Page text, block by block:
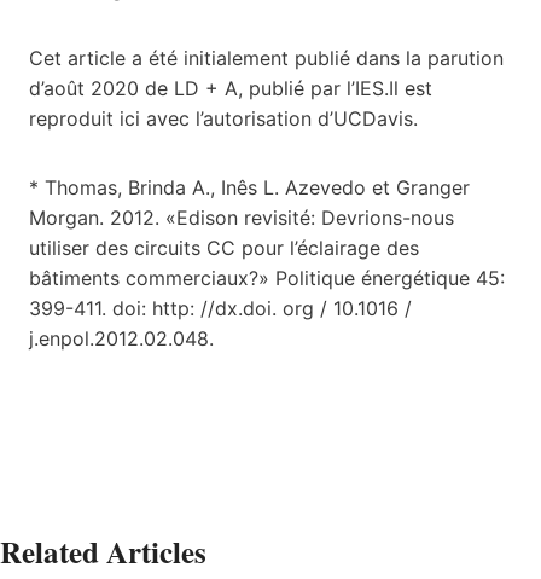
Cet article a été initialement publié dans la parution
d’août 2020 de LD + A, publié par l’IES.Il est
reproduit ici avec l’autorisation d’UCDavis.
* Thomas, Brinda A., Inês L. Azevedo et Granger
Morgan. 2012. «Edison revisité: Devrions-nous
utiliser des circuits CC pour l’éclairage des
bâtiments commerciaux?» Politique énergétique 45:
399-411. doi: http: //dx.doi. org / 10.1016 /
j.enpol.2012.02.048.
Related Articles